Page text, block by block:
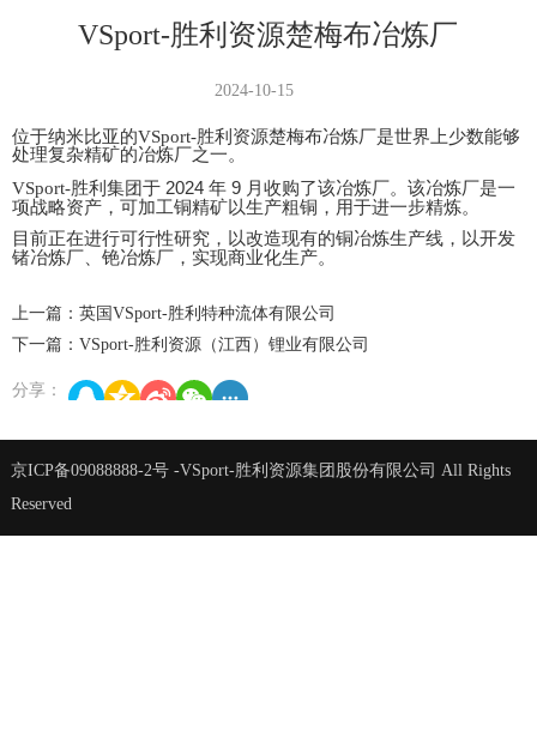
VSport-胜利资源楚梅布冶炼厂
2024-10-15
位于纳米比亚的VSport-胜利资源楚梅布冶炼厂是世界上少数能够
处理复杂精矿的冶炼厂之一。
VSport-胜利集团 于2024 年9 月收购了该冶炼厂。该冶炼厂是一
项战略资产，可加工铜精矿以生产粗铜， 用于进一步精炼。
目前正在进行可行性研究，以改造现有的铜冶炼生产线，以开发
锗冶炼厂、铯冶炼厂，实现商业化生产。
上一篇：英国VSport-胜利特种流体有限公司
下一篇：VSport-胜利资源（江西）锂业有限公司
分享：
京ICP备09088888-2号-VSport-胜利资源集团股份有限公司 All Rights
Reserved